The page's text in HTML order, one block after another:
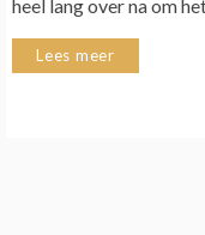
heel lang over na om
Lees meer